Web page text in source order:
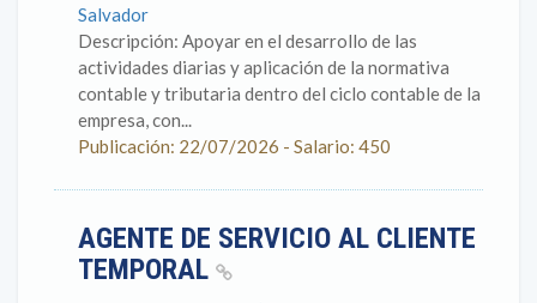
Salvador
Descripción: Apoyar en el desarrollo de las
actividades diarias y aplicación de la normativa
contable y tributaria dentro del ciclo contable de la
empresa, con...
Publicación: 22/07/2026 - Salario: 450
AGENTE DE SERVICIO AL CLIENTE
TEMPORAL